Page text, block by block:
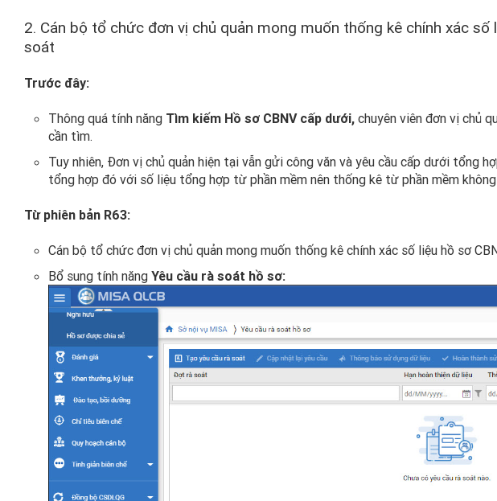
2. Cán bộ tổ chức đơn vị chủ quản mong muốn thống kê chính xác
soát
Trước đây:
Thông quá tính năng Tìm kiếm Hồ sơ CBNV cấp dưới, chuyên viên đơn vị chủ
cần tìm.
Tuy nhiên, Đơn vị chủ quản hiện tại vẫn gửi công văn và yêu cầu cấp dưới tổng
tổng hợp đó với số liệu tổng hợp từ phần mềm nên thống kê từ phần mềm không
Từ phiên bản R63:
Cán bộ tổ chức đơn vị chủ quản mong muốn thống kê chính xác số liệu hồ sơ
Bổ sung tính năng Yêu cầu rà soát hồ sơ: